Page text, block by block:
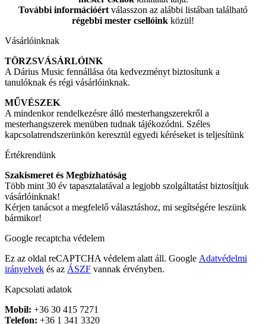
További információért válasszon az alábbi listában található
régebbi mester csellóink közül!
Vásárlóinknak
TÖRZSVÁSÁRLÓINK
A Dárius Music fennállása óta kedvezményt biztosítunk a
tanulóknak és régi vásárlóinknak.
MŰVÉSZEK
A mindenkor rendelkezésre álló mesterhangszerekről a
mesterhangszerek menüben tudnak tájékozódni. Széles
kapcsolatrendszerünkön keresztül egyedi kéréseket is teljesítünk
Értékrendünk
Szakismeret és Megbízhatóság
Több mint 30 év tapasztalatával a legjobb szolgáltatást biztosítjuk
vásárlóinknak!
Kérjen tanácsot a megfelelő választáshoz, mi segítségére leszünk
bármikor!
Google recaptcha védelem
Ez az oldal reCAPTCHA védelem alatt áll. Google Adatvédelmi
irányelvek és az ÁSZF vannak érvényben.
Kapcsolati adatok
Mobil: +36 30 415 7271
Telefon: +36 1 341 3320